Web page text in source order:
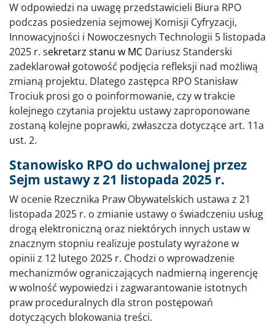
W odpowiedzi na uwagę przedstawicieli Biura RPO
podczas posiedzenia sejmowej Komisji Cyfryzacji,
Innowacyjności i Nowoczesnych Technologii 5 listopada
2025 r. sekretarz stanu w MC Dariusz Standerski
zadeklarował gotowość podjęcia refleksji nad możliwą
zmianą projektu. Dlatego zastępca RPO Stanisław
Trociuk prosi go o poinformowanie, czy w trakcie
kolejnego czytania projektu ustawy zaproponowane
zostaną kolejne poprawki, zwłaszcza dotyczące art. 11a
ust. 2.
Stanowisko RPO do uchwalonej przez
Sejm ustawy z 21 listopada 2025 r.
W ocenie Rzecznika Praw Obywatelskich ustawa z 21
listopada 2025 r. o zmianie ustawy o świadczeniu usług
drogą elektroniczną oraz niektórych innych ustaw w
znacznym stopniu realizuje postulaty wyrażone w
opinii z 12 lutego 2025 r. Chodzi o wprowadzenie
mechanizmów ograniczających nadmierną ingerencję
w wolność wypowiedzi i zagwarantowanie istotnych
praw proceduralnych dla stron postępowań
dotyczących blokowania treści.